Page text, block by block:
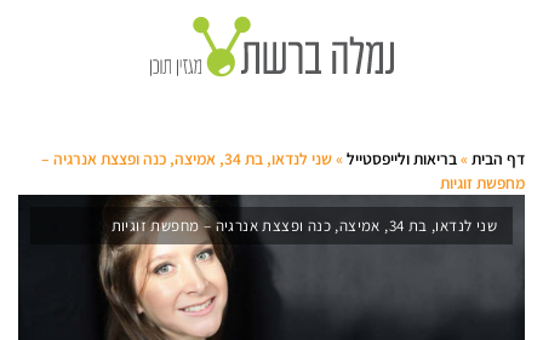
דף הבית »בריאות ולייפסטייל »
שני לנדאו, בת 34, אמיצה, כנה ופצצת אנרגיה –
מחפשת זוגיות
שני לנדאו, בת 34, אמיצה, כנה ופצצת אנרגיה – מחפשת זוגיות